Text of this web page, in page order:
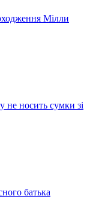
Мілли
не носить сумки зі
батька